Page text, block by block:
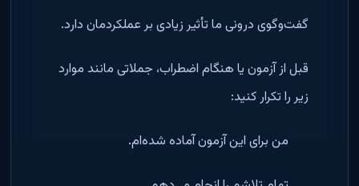
گفت‌وگوی درونی ما تأثیر زیادی بر عملکردمان دارد.
قبل از آزمون یا هنگام اضطراب، جملاتی مانند موارد
زیر را تکرار کنید:
من برای این آزمون آماده شده‌ام.